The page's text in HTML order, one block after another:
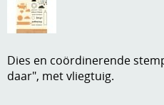
Andere
Boeken en magazines
Dies om te stansen
Mijn account
Info
Dies en coördinerende
daar", met vliegtuig.